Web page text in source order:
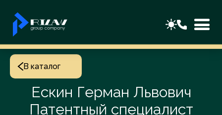
В каталог
Ескин Герман Львович
Патентный специалист